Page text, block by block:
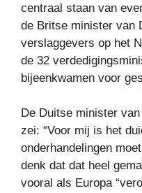
centraal staan ​​van
de Britse minister van
verslaggevers op het
de 32
bijeenkwamen voor
De Duitse minister
zei: “Voor mij is het
onderhandelingen
denk dat dat heel
vooral als Europa